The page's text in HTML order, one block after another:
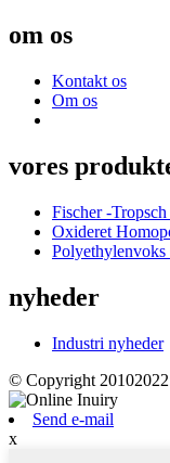
om os
Kontakt os
Om os
vores
Fischer -
Oxideret
Polyethylenvoks
nyheder
Industri nyheder
© Copyright
Send e-mail
x